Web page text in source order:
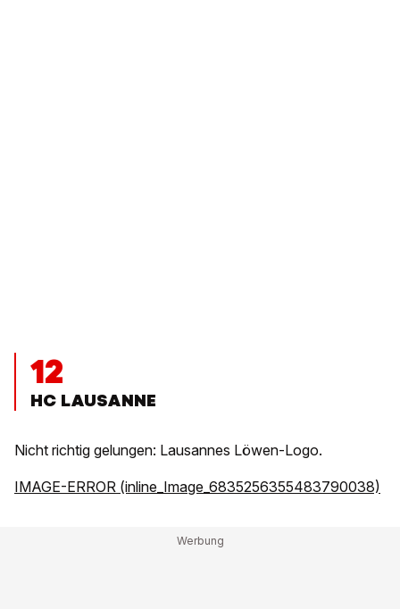
12
HC LAUSANNE
Nicht richtig gelungen: Lausannes Löwen-Logo.
IMAGE-ERROR (inline_Image_6835256355483790038)